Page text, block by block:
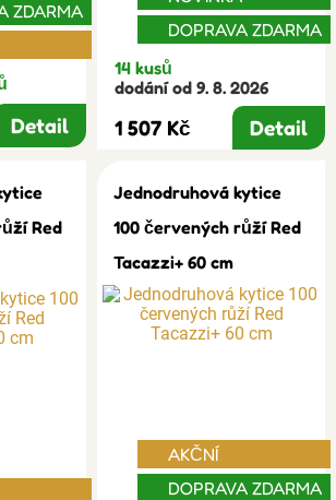
ZDARMA
Detail
DOPRAVA ZDARMA
14 kusů
dodání od 9. 8. 2026
1 507 Kč Detail
Red
Jednodruhová kytice
100 červených růží Red
Tacazzi+ 60 cm
AKČNÍ
DOPRAVA ZDARMA